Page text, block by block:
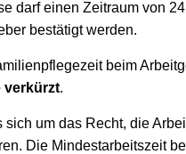
darf einen Zeitraum von
bestätigt werden.
beim
verkürzt.
um das Recht, die
Die Mindestarbeitszeit